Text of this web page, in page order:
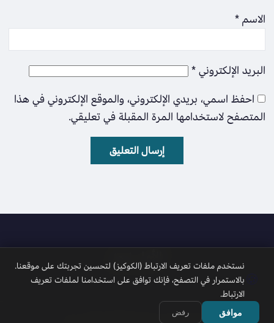
الاسم*
البريد الإلكتروني*
احفظ اسمي، بريدي الإلكتروني، والموقع الإلكتروني في هذا
المتصفح لاستخدامها المرة المقبلة في تعليقي.
الأمل نيوز
جميع الحقوق محفوظة 2026 © الأمل نيوز
نستخدم ملفات تعريف الارتباط (الكوكيز) لتحسين تجربتك على موقعنا.
بالاستمرار في التصفح، فإنك توافق على استخدامنا لملفات تعريف
الارتباط.
موافق رفض